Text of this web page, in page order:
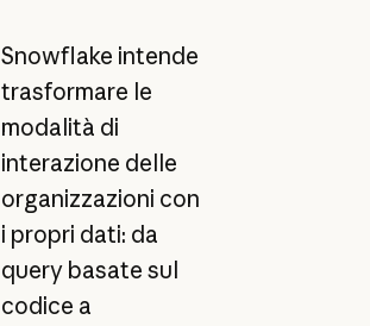
Snowflake intende
trasformare le
modalità di
interazione delle
organizzazioni con
i propri dati: da
query basate sul
codice a